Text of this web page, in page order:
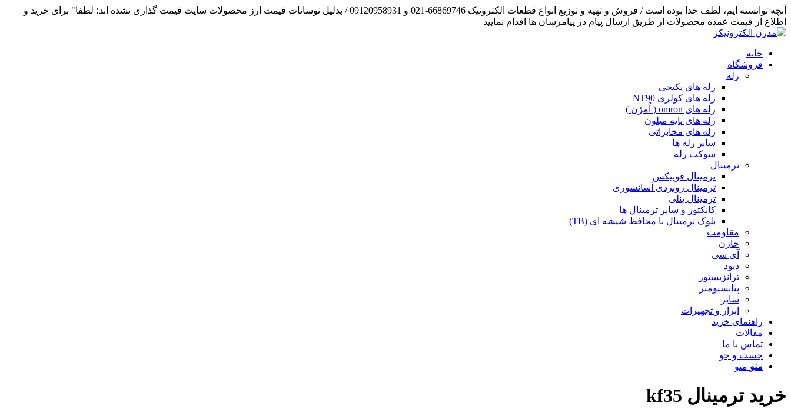
آنچه توانسته ایم، لطف خدا بوده است / فروش و تهیه و توزیع انواع قطعات الکترونیک 66869746-021 و 09120958931 / بدلیل نوسانات قیمت ارز محصولات سایت قیمت گذاری نشده اند؛ لطفا" برای خرید و
اطلاع از قیمت عمده محصولات از طریق ارسال پیام در پیامرسان ها اقدام نمایید
خانه
فروشگاه
رله
رله های پکیجی
رله های کولری NT90
رله های omron ( اُمرُن )
رله های پایه میلون
رله های مخابراتی
سایر رله ها
سوکت رله
ترمینال
ترمینال فونیکس
ترمینال روبردی آسانسوری
ترمینال پنلی
کانکتور و سایر ترمینال ها
بلوک ترمینال با محافظ شیشه ای (TB)
مقاومت
خازن
آی سی
دیود
ترانزیستور
پتانسیومتر
سایر
ابزار و تجهیزات
راهنمای خرید
مقالات
تماس با ما
جست و جو
منو منو
خرید ترمینال kf35